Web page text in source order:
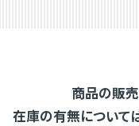
商品の販
在庫の有無について